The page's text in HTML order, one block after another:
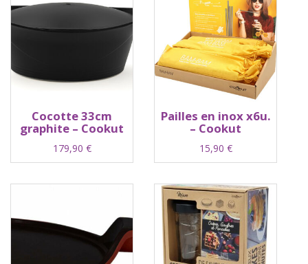
Cocotte 33cm
graphite – Cookut
179,90 €
Pailles en inox x6u.
– Cookut
15,90 €